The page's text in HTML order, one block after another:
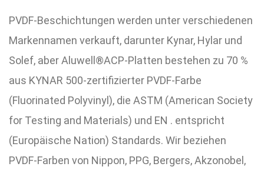
PVDF-Beschichtungen werden unter verschiedenen
Markennamen verkauft, darunter Kynar, Hylar und
Solef, aber Aluwell®ACP-Platten bestehen zu 70 %
aus KYNAR 500-zertifizierter PVDF-Farbe
(Fluorinated Polyvinyl), die ASTM (American Society
for Testing and Materials) und EN . entspricht
(Europäische Nation) Standards. Wir beziehen
PVDF-Farben von Nippon, PPG, Bergers, Akzonobel,